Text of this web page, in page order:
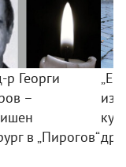
Георги
–
в „Пирогов“